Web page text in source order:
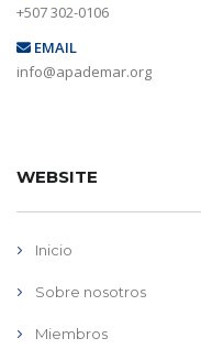
+507 302-0106
EMAIL
info@apademar.org
WEBSITE
Inicio
Sobre nosotros
Miembros